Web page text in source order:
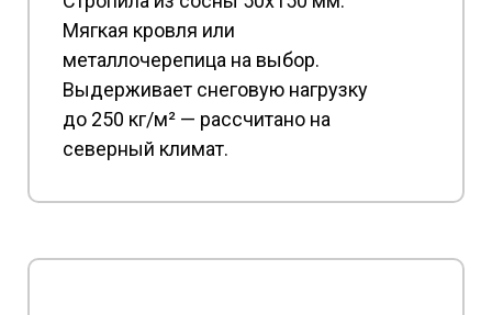
Мягкая кровля или
металлочерепица на выбор.
Выдерживает снеговую нагрузку
до 250 кг/м² — рассчитано на
северный климат.